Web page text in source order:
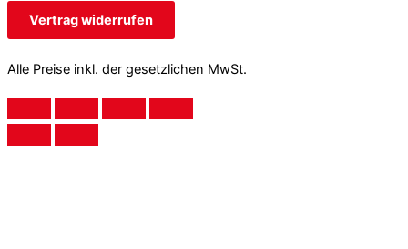
Vertrag widerrufen
Alle Preise inkl. der gesetzlichen MwSt.